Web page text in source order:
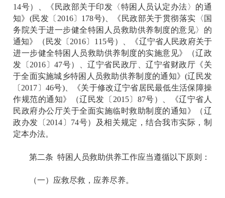
14号）、《民政部关于印发〈特困人员认定办法〉的通
知》(民发〔2016〕178号)、《民政部关于贯彻落实〈国
务院关于进一步健全特困人员救助供养制度的意见〉的
通知》（民发〔2016〕115号）、《辽宁省人民政府关于
进一步健全特困人员救助供养制度的实施意见》（辽政
发〔2016〕47号）、辽宁省民政厅、辽宁省财政厅《关
于全面实施城乡特困人员救助供养制度的通知》(辽民发
〔2017〕46号)、《关于修改辽宁省居民最低生活保障操
作规范的通知》（辽民发〔2015〕87号）、《辽宁省人
民政府办公厅关于全面实施临时救助制度的通知》（辽
政办发〔2014〕74号）及相关规定，结合我市实际，制
定本办法。
第二条 特困人员救助供养工作应当遵循以下原则：
（一）应救尽救，应养尽养。